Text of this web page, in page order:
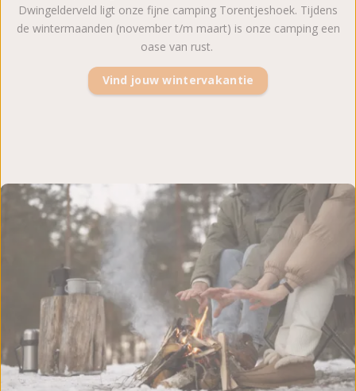
Dwingelderveld ligt onze fijne camping Torentjeshoek. Tijdens
de wintermaanden (november t/m maart) is onze camping een
oase van rust.
Vind jouw wintervakantie